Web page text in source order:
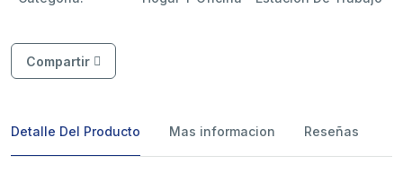
Compartir
Detalle Del Producto Mas informacion Reseñas